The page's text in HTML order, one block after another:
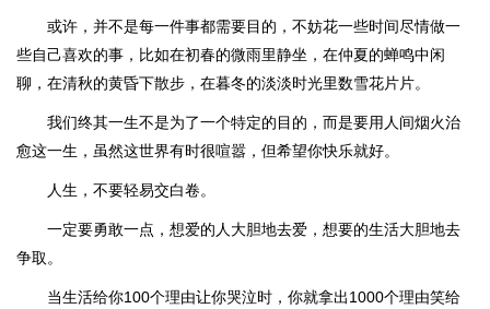
或许，并不是每一件事都需要目的，不妨花一些时间尽情做一
些自己喜欢的事，比如在初春的微雨里静坐，在仲夏的蝉鸣中闲
聊，在清秋的黄昏下散步，在暮冬的淡淡时光里数雪花片片。
我们终其一生不是为了一个特定的目的，而是要用人间烟火治
愈这一生，虽然这世界有时很喧嚣，但希望你快乐就好。
人生，不要轻易交白卷。
一定要勇敢一点，想爱的人大胆地去爱，想要的生活大胆地去
争取。
当生活给你100个理由让你哭泣时，你就拿出1000个理由笑给